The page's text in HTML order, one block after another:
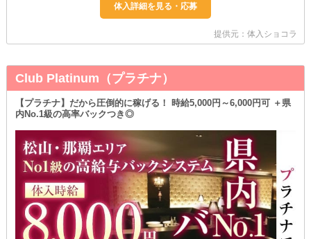
提供元：体入ショコラ
Club Platinum（プラチナ）
【プラチナ】だから圧倒的に稼げる！ 時給5,000円～6,000円可 ＋県
内No.1級の高率バックつき◎